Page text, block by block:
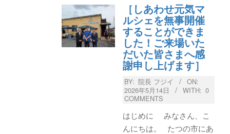
［しあわせ元気マ
ルシェを無事開催
することができま
した！ご来場いた
だいた皆さまへ感
謝申し上げます］
BY: 院長 フジイ
ON:
2026年5月14日
WITH: 0
COMMENTS
はじめに みなさん、こ
んにちは。 たつの市にあ